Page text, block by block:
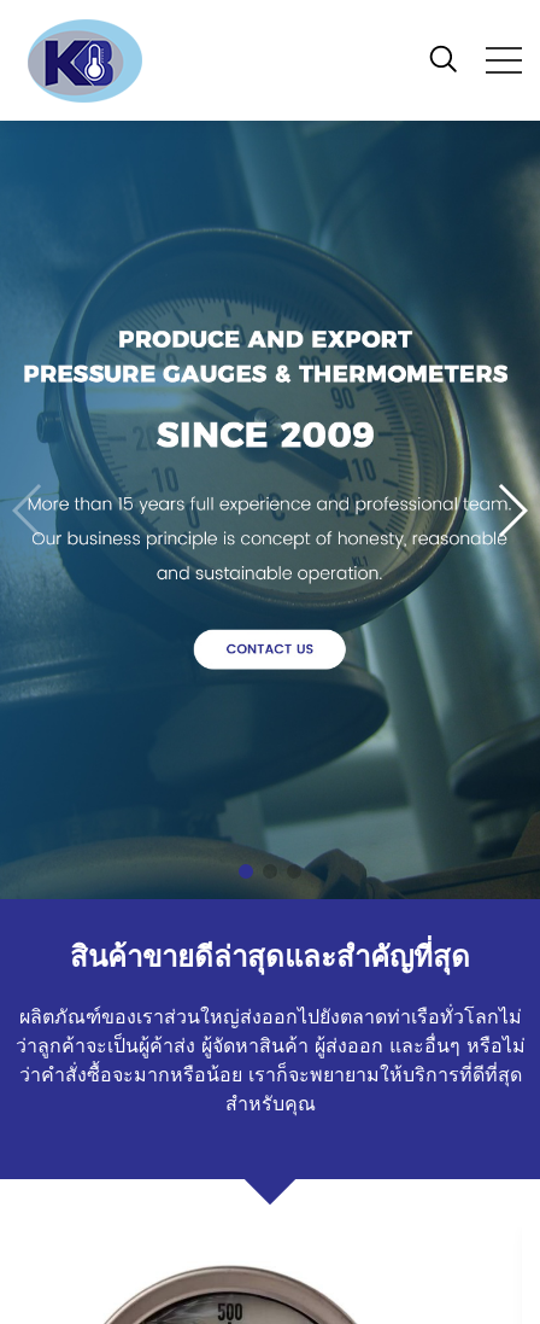
สินค้าขายดีล่าสุดและสำคัญที่สุด
ผลิตภัณฑ์ของเราส่วนใหญ่ส่งออกไปยังตลาดท่าเรือทั่วโลกไม่
ว่าลูกค้าจะเป็นผู้ค้าส่ง ผู้จัดหาสินค้า ผู้ส่งออก และอื่นๆ หรือไม่
ว่าคำสั่งซื้อจะมากหรือน้อย เราก็จะพยายามให้บริการที่ดีที่สุด
สำหรับคุณ